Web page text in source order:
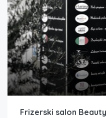
Frizerski salon